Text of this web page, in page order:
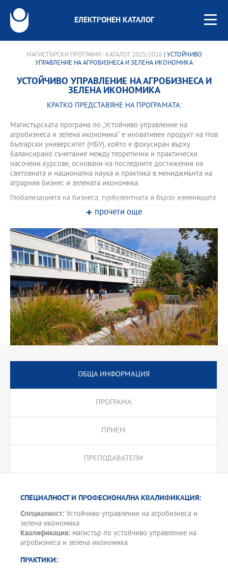
ЕЛЕКТРОНЕН КАТАЛОГ
МАГИСТЪРСКИ ПРОГРАМИ - КАТАЛОГ 2025/2026 | УСТОЙЧИВО
УПРАВЛЕНИЕ НА АГРОБИЗНЕСА И ЗЕЛЕНА ИКОНОМИКА
УСТОЙЧИВО УПРАВЛЕНИЕ НА АГРОБИЗНЕСА И
ЗЕЛЕНА ИКОНОМИКА
КРАТКО ПРЕДСТАВЯНЕ НА ПРОГРАМАТА:
Mагистърската програма по „Устойчиво управление на
агробизнеса и зелена икономика“ е иновативен продукт на Нов
български университет (НБУ), който e фокусиран върху
балансирано съчетание между теоретични и практически
насочени курсове, основани на последните достижения на
световната и национална наука и практика в мениджмънта на
аграрния бизнес и зелената икономика.
Глобализацията на бизнеса, турбулентната и бързо изменящата
се от една страна и все по - значимата екологизация на
заинтересованите страни (Stakeholders) към проблемите на
агробизнеса и зелената икономика от друга, изискват от
мениджърите модерни, бързи, креативни, нестандартни и
иновативни идеи, стратегии, модели, концепции и инструменти
за управление, водещи към успех на управляваните от тях
организации. Предложените от програмата аудиторни курсове
са насочени към отговори на горепосочените
предизвикателства. Извънаудиторните учебни форми включват
проекти и магистърски стаж. Магистърският стаж се
предвижда да бъде в екипи от по 3-4 студенти, които да
получават практически умения по мениджмънт, както и умения
за работа в екип. Лекторите, които ще осъществят изпълнение
на програмата са професори, доценти и главни асистенти от
НБУ и Селскостопанска академия. Едновременно с тях
държавни агенции и изявени специалисти и консултанти от
Програмата предлага подготвителен модул за кандидати от
други образователни области и надграждащ семестър за
кандидати с образователно-квалификационна степен
“професионален бакалавър”.
прочети още
ОБЩА ИНФОРМАЦИЯ
ПРОГРАМА
ПРИЕМ
ПРЕПОДАВАТЕЛИ
СПЕЦИАЛНОСТ И ПРОФЕСИОНАЛНА КВАЛИФИКАЦИЯ:
Специалност: Устойчиво управление на агробизнеса и
зелена икономика
Квалификация: магистър по устойчиво управление на
агробизнеса и зелена икономика
ПРАКТИКИ: